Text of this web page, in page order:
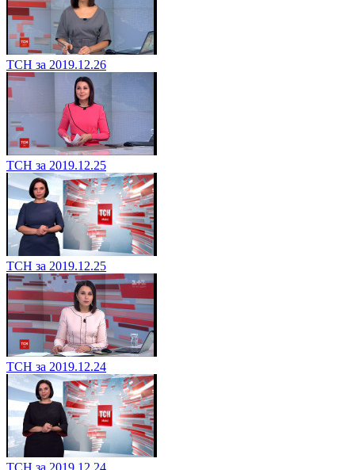
ТСН за 2019.12.26
ТСН за 2019.12.25
ТСН за 2019.12.25
ТСН за 2019.12.24
ТСН за 2019.12.24